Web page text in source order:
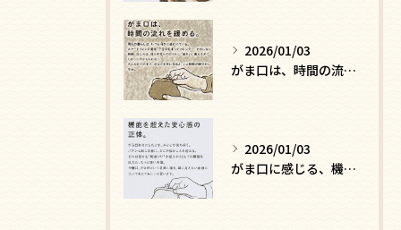
2026/01/03
がま口は、時間の流れを緩める
2026/01/03
がま口に感じる、機能を超えた安心感の正体